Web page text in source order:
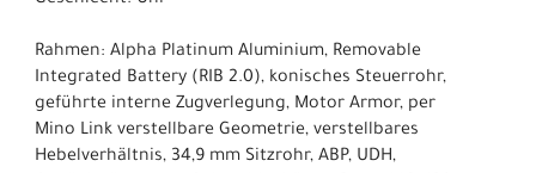
Rahmen: Alpha Platinum Aluminium, Removable
Integrated Battery (RIB 2.0), konisches Steuerrohr,
geführte interne Zugverlegung, Motor Armor, per
Mino Link verstellbare Geometrie, verstellbares
Hebelverhältnis, 34,9 mm Sitzrohr, ABP, UDH,